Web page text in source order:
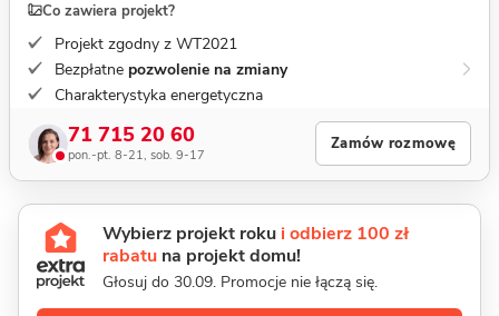
Co zawiera projekt?
Projekt zgodny z WT2021
Bezpłatne pozwolenie na zmiany
Charakterystyka energetyczna
71 715 20 60
pon.-pt. 8-21, sob. 9-17
Zamów rozmowę
Wybierz projekt roku i odbierz 100 zł
rabatu na projekt domu!
Głosuj do 30.09. Promocje nie łączą się.